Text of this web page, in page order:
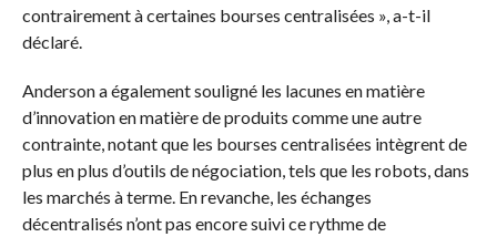
contrairement à certaines bourses centralisées », a-t-il
déclaré.
Anderson a également souligné les lacunes en matière
d’innovation en matière de produits comme une autre
contrainte, notant que les bourses centralisées intègrent de
plus en plus d’outils de négociation, tels que les robots, dans
les marchés à terme. En revanche, les échanges
décentralisés n’ont pas encore suivi ce rythme de